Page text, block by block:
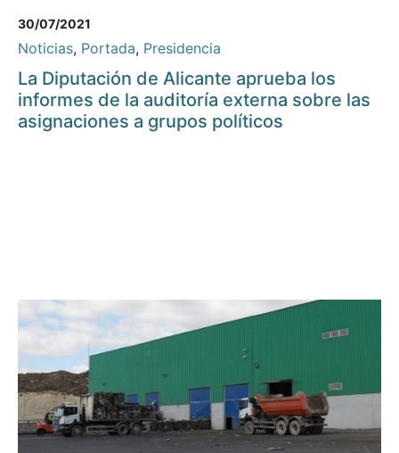
30/07/2021
Noticias, Portada, Presidencia
La Diputación de Alicante aprueba los
informes de la auditoría externa sobre las
asignaciones a grupos políticos